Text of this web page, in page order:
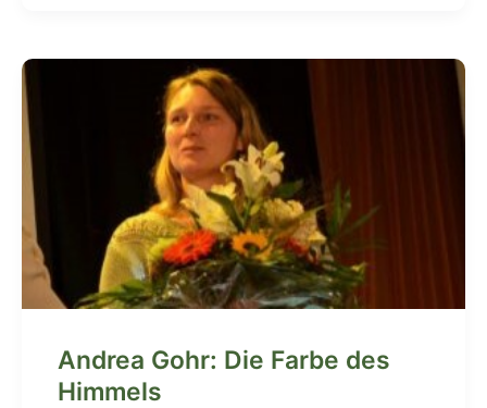
Andrea Gohr: Die Farbe des
Himmels